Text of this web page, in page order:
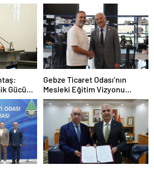
Gücünü
Gebze Ticaret Odası’nın
Mesleki Eğitim Vizyonu
İstihdamla Taçlandı